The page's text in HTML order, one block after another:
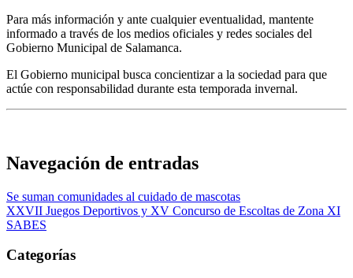
Para más información y ante cualquier eventualidad, mantente
informado a través de los medios oficiales y redes sociales del
Gobierno Municipal de Salamanca.
El Gobierno municipal busca concientizar a la sociedad para que
actúe con responsabilidad durante esta temporada invernal.
Navegación de entradas
Se suman comunidades al cuidado de mascotas
XXVII Juegos Deportivos y XV Concurso de Escoltas de Zona XI
SABES
Categorías